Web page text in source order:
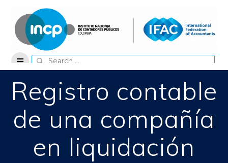
content
Search
for:
Registro contable
de una compañía
en liquidación